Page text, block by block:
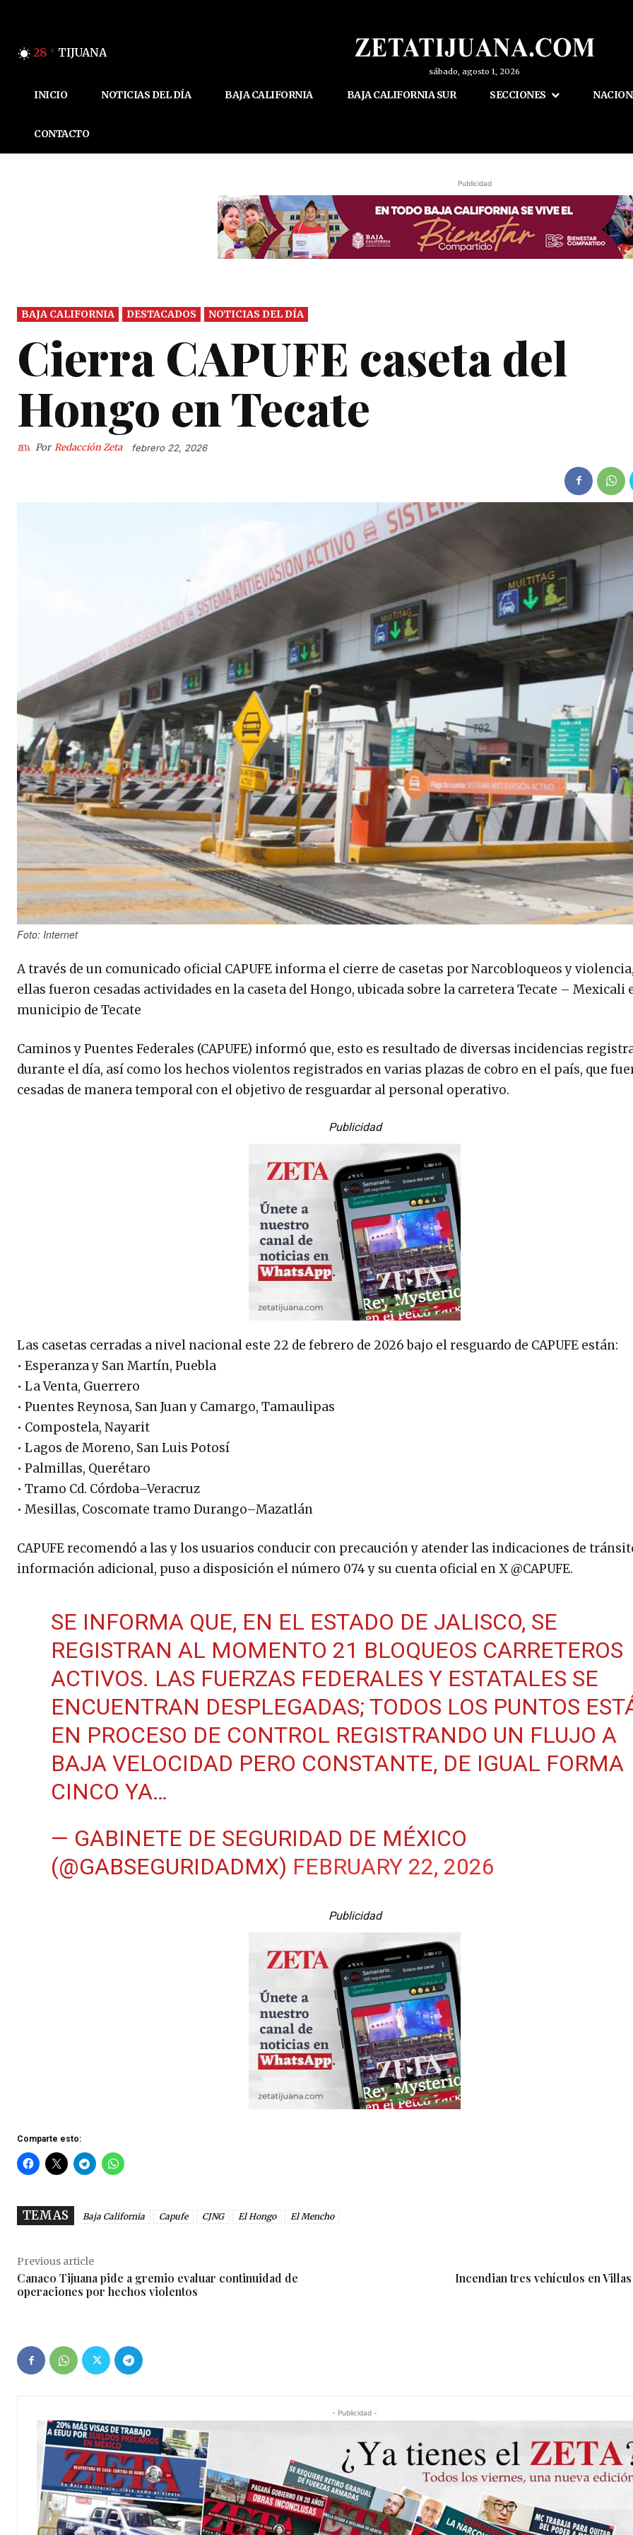
28 C TIJUANA
sábado, agosto 1, 2026
INICIO NOTICIAS DEL DÍA BAJA CALIFORNIA BAJA CALIFORNIA SUR SECCIONES
CONTACTO
Publicidad
BAJA CALIFORNIA DESTACADOS NOTICIAS DEL DÍA
Cierra CAPUFE caseta del
Hongo en Tecate
Por Redacción Zeta febrero 22, 2026
Foto: Internet
A través de un comunicado oficial CAPUFE informa el cierre de casetas por Narcobloqueos y
ellas fueron cesadas actividades en la caseta del Hongo, ubicada sobre la carretera Tecate – Mexicali
municipio de Tecate
Caminos y Puentes Federales (CAPUFE) informó que, esto es resultado de diversas incidencias
durante el día, así como los hechos violentos registrados en varias plazas de cobro en el país, que
cesadas de manera temporal con el objetivo de resguardar al personal operativo.
Publicidad
Las casetas cerradas a nivel nacional este 22 de febrero de 2026 bajo el resguardo de CAPUFE están:
• Esperanza y San Martín, Puebla
• La Venta, Guerrero
• Puentes Reynosa, San Juan y Camargo, Tamaulipas
• Compostela, Nayarit
• Lagos de Moreno, San Luis Potosí
• Palmillas, Querétaro
• Tramo Cd. Córdoba–Veracruz
• Mesillas, Coscomate tramo Durango–Mazatlán
CAPUFE recomendó a las y los usuarios conducir con precaución y atender las indicaciones de
información adicional, puso a disposición el número 074 y su cuenta oficial en X @CAPUFE.
SE INFORMA QUE, EN EL ESTADO DE JALISCO, SE
REGISTRAN AL MOMENTO 21 BLOQUEOS CARRETEROS
ACTIVOS. LAS FUERZAS FEDERALES Y ESTATALES SE
ENCUENTRAN DESPLEGADAS; TODOS LOS PUNTOS
EN PROCESO DE CONTROL REGISTRANDO UN FLUJO A
BAJA VELOCIDAD PERO CONSTANTE, DE IGUAL FORMA
CINCO YA…
— GABINETE DE SEGURIDAD DE MÉXICO
(@GABSEGURIDADMX) FEBRUARY 22, 2026
Publicidad
Comparte esto:
TEMAS Baja California Capufe CJNG El Hongo El Mencho
Previous article
Canaco Tijuana pide a gremio evaluar continuidad de
operaciones por hechos violentos
Incendian tres vehículos en
- Publicidad -